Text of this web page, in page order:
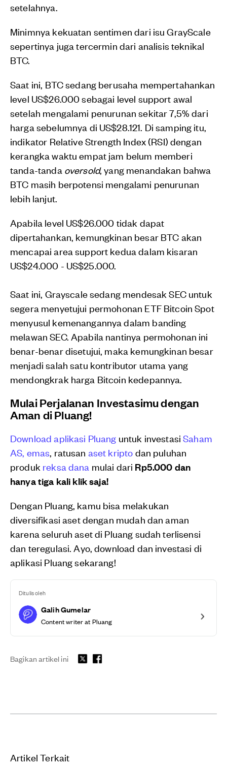
setelahnya.
Minimnya kekuatan sentimen dari isu GrayScale
sepertinya juga tercermin dari analisis teknikal
BTC.
Saat ini, BTC sedang berusaha mempertahankan
level US$26.000 sebagai level support awal
setelah mengalami penurunan sekitar 7,5% dari
harga sebelumnya di US$28.121. Di samping itu,
indikator Relative Strength Index (RSI) dengan
kerangka waktu empat jam belum memberi
tanda-tanda oversold, yang menandakan bahwa
BTC masih berpotensi mengalami penurunan
lebih lanjut.
Apabila level US$26.000 tidak dapat
dipertahankan, kemungkinan besar BTC akan
mencapai area support kedua dalam kisaran
US$24.000 - US$25.000.
Saat ini, Grayscale sedang mendesak SEC untuk
segera menyetujui permohonan ETF Bitcoin Spot
menyusul kemenangannya dalam banding
melawan SEC. Apabila nantinya permohonan ini
benar-benar disetujui, maka kemungkinan besar
menjadi salah satu kontributor utama yang
mendongkrak harga Bitcoin kedepannya.
Mulai Perjalanan Investasimu dengan
Aman di Pluang!
Download aplikasi Pluang untuk investasiSaham
AS, emas, ratusan aset kripto dan puluhan
produk reksa dana mulai dari Rp5.000 dan
hanya tiga kali klik saja!
Dengan Pluang, kamu bisa melakukan
diversifikasi aset dengan mudah dan aman
karena seluruh aset di Pluang sudah terlisensi
dan teregulasi. Ayo, download dan investasi di
aplikasi Pluang sekarang!
Ditulis oleh
Galih Gumelar
Content writer at Pluang
Bagikan artikel ini
Artikel Terkait